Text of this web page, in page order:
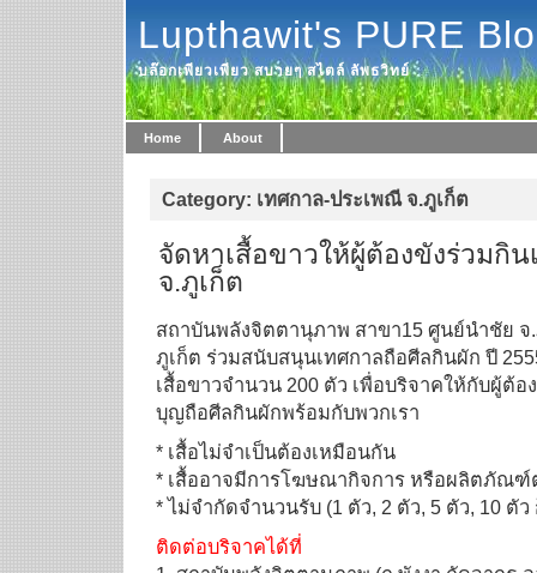
Lupthawit's PURE
บล๊อกเพียวเพียว สบายๆ สไตล์ ลัพธวิทย์
Home About
Category: เทศกาล-ประเพณี จ.ภูเก็ต
จัดหาเสื้อขาวให้ผู้ต้องขังร่วมกิน
จ.ภูเก็ต
สถาบันพลังจิตตานุภาพ สาขา15 ศูนย์นำชัย จ
ภูเก็ต ร่วมสนับสนุนเทศกาลถือศีลกินผัก ปี
เสื้อขาวจำนวน 200 ตัว เพื่อบริจาคให้กับผู้ต้อ
บุญถือศีลกินผักพร้อมกับพวกเรา
* เสื้อไม่จำเป็นต้องเหมือนกัน
* เสื้ออาจมีการโฆษณากิจการ หรือผลิตภัณฑ์
* ไม่จำกัดจำนวนรับ (1 ตัว, 2 ตัว, 5 ตัว, 10 ตัว
ติดต่อบริจาคได้ที่